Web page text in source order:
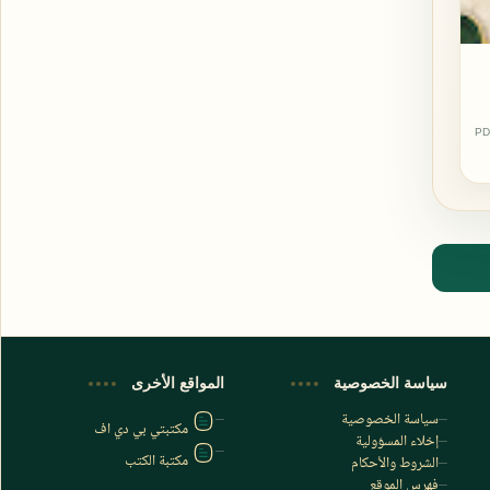
اشترك الآن
اشترك في قناتنا على تليجرام سياسة الخصوصية
سياسة الخصوصية
إخلاء المسؤولية
الشروط والأحكام
المواقع الأخرى
مكتبتي بي دي اف
مكتبة الكتب